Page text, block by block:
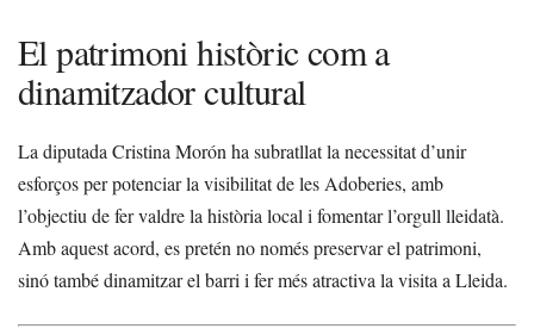
El patrimoni històric com a
dinamitzador cultural
La diputada Cristina Morón ha subratllat la necessitat d’unir
esforços per potenciar la visibilitat de les Adoberies, amb
l’objectiu de fer valdre la història local i fomentar l’orgull lleidatà.
Amb aquest acord, es pretén no només preservar el patrimoni,
sinó també dinamitzar el barri i fer més atractiva la visita a Lleida.